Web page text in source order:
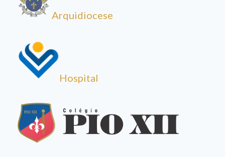
Arquidiocese
Hospital